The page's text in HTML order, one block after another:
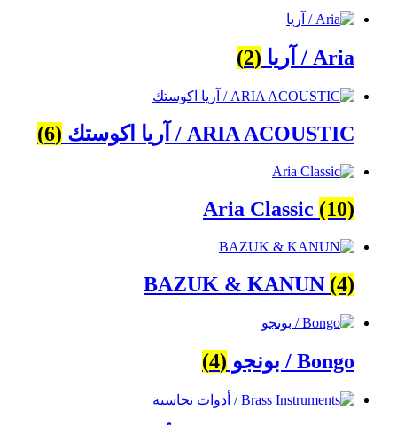
Aria / آريا (2)
ARIA ACOUSTIC / آريا اكوستك (6)
Aria Classic (10)
BAZUK & KANUN (4)
Bongo / بونجو (4)